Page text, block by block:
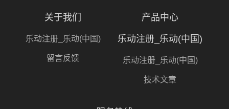
关于我们
乐动注册_乐动(中国)
留言反馈
产品中心
乐动注册_乐动(中国)
乐动注册_乐动(中国)
技术文章